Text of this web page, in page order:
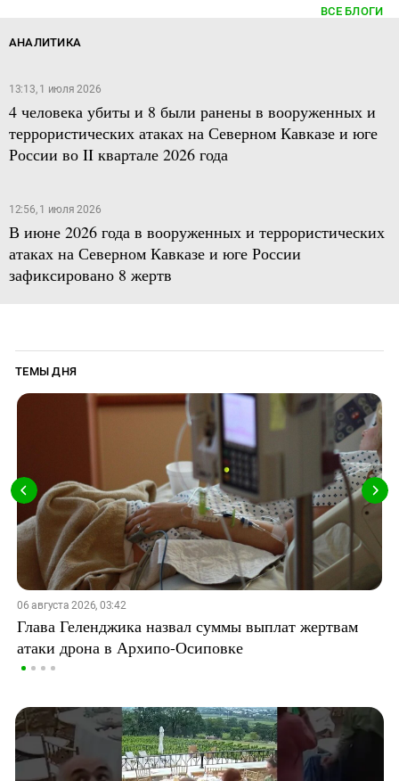
ВСЕ БЛОГИ
АНАЛИТИКА
13:13, 1 июля 2026
4 человека убиты и 8 были ранены в вооруженных и
террористических атаках на Северном Кавказе и юге
России во II квартале 2026 года
12:56, 1 июля 2026
В июне 2026 года в вооруженных и террористических
атаках на Северном Кавказе и юге России
зафиксировано 8 жертв
ТЕМЫ ДНЯ
06 августа 2026, 03:42
Глава Геленджика назвал суммы выплат жертвам
атаки дрона в Архипо-Осиповке